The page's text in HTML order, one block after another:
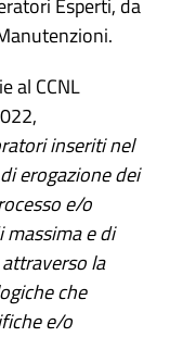
Esperti, da
al CCNL
inseriti nel
erogazione dei
e/o
massima e di
la
che
e/o